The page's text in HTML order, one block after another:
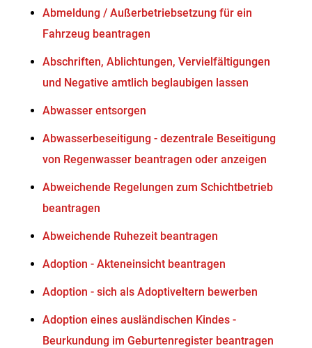
Abmeldung / Außerbetriebsetzung für ein
Fahrzeug beantragen
Abschriften, Ablichtungen, Vervielfältigungen
und Negative amtlich beglaubigen lassen
Abwasser entsorgen
Abwasserbeseitigung - dezentrale Beseitigung
von Regenwasser beantragen oder anzeigen
Abweichende Regelungen zum Schichtbetrieb
beantragen
Abweichende Ruhezeit beantragen
Adoption - Akteneinsicht beantragen
Adoption - sich als Adoptiveltern bewerben
Adoption eines ausländischen Kindes -
Beurkundung im Geburtenregister beantragen